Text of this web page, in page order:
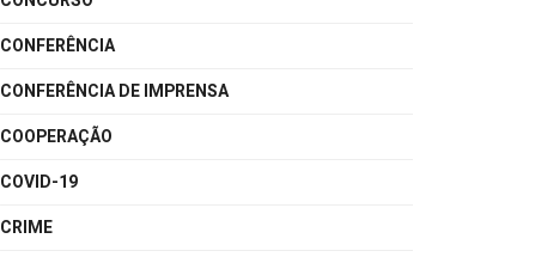
CONFERÊNCIA
CONFERÊNCIA DE IMPRENSA
COOPERAÇÃO
COVID-19
CRIME